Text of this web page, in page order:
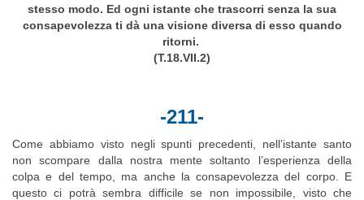
stesso modo. Ed ogni istante che trascorri senza la sua
consapevolezza ti dà una visione diversa di esso quando
ritorni.
(T.18.VII.2)
-211-
Come abbiamo visto negli spunti precedenti, nell’istante santo
non scompare dalla nostra mente soltanto l’esperienza della
colpa e del tempo, ma anche la consapevolezza del corpo. E
questo ci potrà sembra difficile se non impossibile, visto che